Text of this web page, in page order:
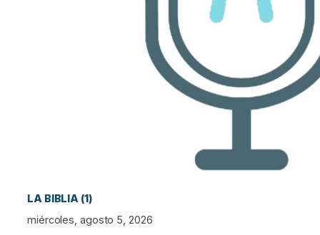
LA BIBLIA (1)
miércoles, agosto 5, 2026